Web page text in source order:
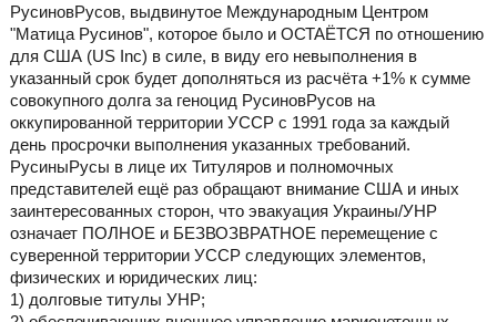
РусиновРусов, выдвинутое Международным Центром
"Матица Русинов", которое было и ОСТАЁТСЯ по отношению
для США (US Inc) в силе, в виду его невыполнения в
указанный срок будет дополняться из расчёта +1% к сумме
совокупного долга за геноцид РусиновРусов на
оккупированной территории УССР с 1991 года за каждый
день просрочки выполнения указанных требований.
РусиныРусы в лице их Титуляров и полномочных
представителей ещё раз обращают внимание США и иных
заинтересованных сторон, что эвакуация Украины/УНР
означает ПОЛНОЕ и БЕЗВОЗВРАТНОЕ перемещение с
суверенной территории УССР следующих элементов,
физических и юридических лиц:
1) долговые титулы УНР;